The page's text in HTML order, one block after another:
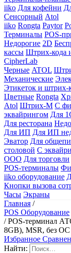
iiko Для кофейни
Сенсорный Atol
iiko Rongta Paytor
Терминалы POS-
Недорогие 2D
кассы Штрих-кода
CipherLab
Черные ATOL
Механические
Этикеток и штрих-
Цветные Rongta
Atol Штрих-М С
эквайрингом Для
Для ресторана
Для ИП Для ИП
Эватор Для
столовой С
ООО Для торговли
POS-терминалы
iiko оборудование
Кнопки вызова
Часы Экраны
Главная /
POS Оборудование
/POS-терминал
8GB), MSR, без
Избранное
Найти: